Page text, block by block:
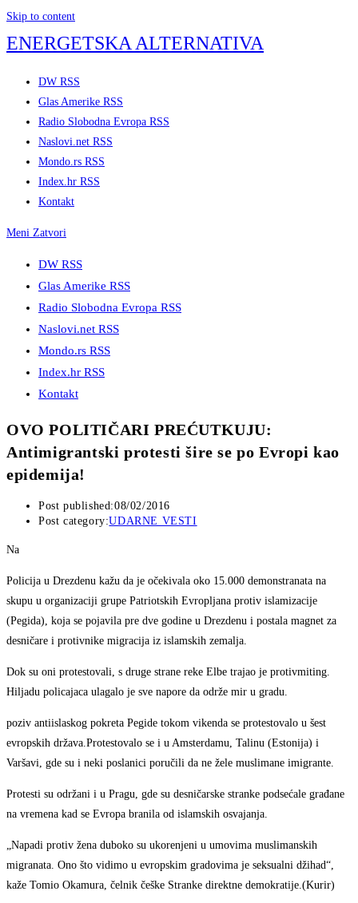
Skip to content
ENERGETSKA ALTERNATIVA
DW RSS
Glas Amerike RSS
Radio Slobodna Evropa RSS
Naslovi.net RSS
Mondo.rs RSS
Index.hr RSS
Kontakt
Meni Zatvori
DW RSS
Glas Amerike RSS
Radio Slobodna Evropa RSS
Naslovi.net RSS
Mondo.rs RSS
Index.hr RSS
Kontakt
OVO POLITIČARI PREĆUTKUJU:
Antimigrantski protesti šire se po Evropi kao
epidemija!
Post published:08/02/2016
Post category:UDARNE VESTI
Na
Policija u Drezdenu kažu da je očekivala oko 15.000 demonstranata na
skupu u organizaciji grupe Patriotskih Evropljana protiv islamizacije
(Pegida), koja se pojavila pre dve godine u Drezdenu i postala magnet za
desničare i protivnike migracija iz islamskih zemalja.
Dok su oni protestovali, s druge strane reke Elbe trajao je protivmiting.
Hiljadu policajaca ulagalo je sve napore da održe mir u gradu.
poziv antiislaskog pokreta Pegide tokom vikenda se protestovalo u šest
evropskih država.Protestovalo se i u Amsterdamu, Talinu (Estonija) i
Varšavi, gde su i neki poslanici poručili da ne žele muslimane imigrante.
Protesti su održani i u Pragu, gde su desničarske stranke podsećale građane
na vremena kad se Evropa branila od islamskih osvajanja.
„Napadi protiv žena duboko su ukorenjeni u umovima muslimanskih
migranata. Ono što vidimo u evropskim gradovima je seksualni džihad“,
kaže Tomio Okamura, čelnik češke Stranke direktne demokratije.(Kurir)